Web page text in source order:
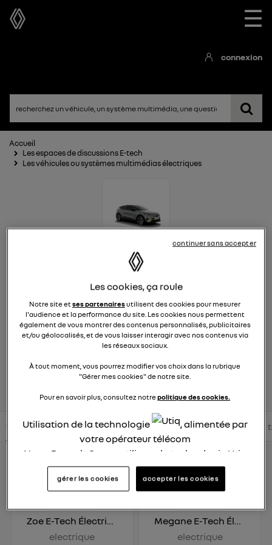
☰
connexion
Accueil
Les espaces de discussions E-tech
Les véhicules ou systèmes multimédias électriques
électriques
11véhicules ou systèmes multimédias
Une question ? Découvrez l'ensemble des discussions
concernant votre véhicule ou votre système multimédia
posez une question
tous les véhicules ou systèmes multimédias électriques
Zoe E-Tech Électrique
electrique
Megane E-Tech Électrique
electrique
Les cookies, ça roule
Notre site etses partenairesutilisent des cookies pour mesurer
l'audience et la performance du site. Les cookies nous permettent
également de vous montrer des contenus personnalisés, publicitaires
et/ou géolocalisés, et de vous laisser interagir avec nos contenus via
les réseaux sociaux.
À tout moment, vous pourrez modifier vos choix dans la rubrique
"Gérer mes cookies" de notre site.
Pour en savoir plus, consultez notrepolitique des cookies.
Utilisation de la technologie
, alimentée par
votre opérateur télécom
Nous, Renault Group, utilisons la technologie Utiq
pour nos activités digitales (telles que décrites
dans cette notice de consentement) et liées à
utilisez une connexion internet fournie parun
opérateur télécom participantet que vous
consentez sur chaque site).
gérer les cookies accepter les cookies
continuer sans accepter